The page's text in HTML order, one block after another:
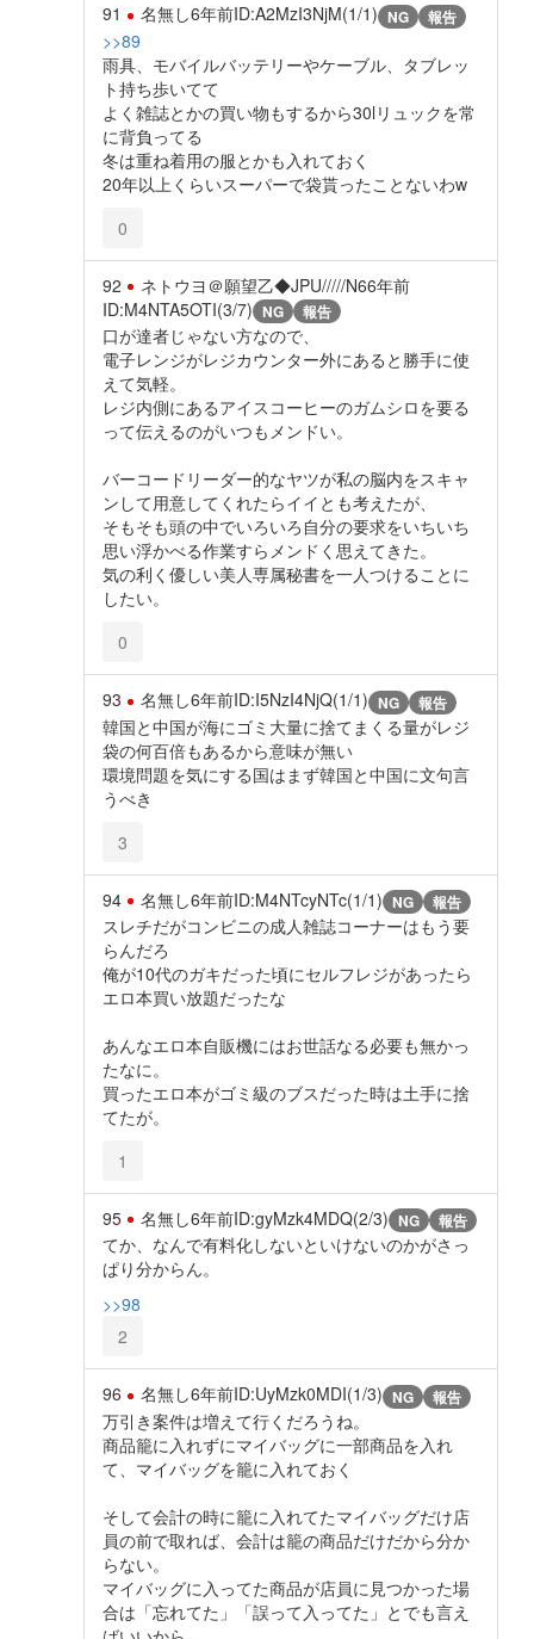
91 名無し6年前ID:A2MzI3NjM(1/1) NG 報告
>>89
雨具、モバイルバッテリーやケーブル、タブレッ
ト持ち歩いてて
よく雑誌とかの買い物もするから30lリュックを常
に背負ってる
冬は重ね着用の服とかも入れておく
20年以上くらいスーパーで袋貰ったことないわw
0
92 ネトウヨ＠願望乙◆JPU/////N66年前
ID:M4NTA5OTI(3/7) NG 報告
口が達者じゃない方なので、
電子レンジがレジカウンター外にあると勝手に使
えて気軽。
レジ内側にあるアイスコーヒーのガムシロを要る
って伝えるのがいつもメンドい。
バーコードリーダー的なヤツが私の脳内をスキャ
ンして用意してくれたらイイとも考えたが、
そもそも頭の中でいろいろ自分の要求をいちいち
思い浮かべる作業すらメンドく思えてきた。
気の利く優しい美人専属秘書を一人つけることに
したい。
0
93 名無し6年前ID:I5NzI4NjQ(1/1) NG 報告
韓国と中国が海にゴミ大量に捨てまくる量がレジ
袋の何百倍もあるから意味が無い
環境問題を気にする国はまず韓国と中国に文句言
うべき
3
94 名無し6年前ID:M4NTcyNTc(1/1) NG 報告
スレチだがコンビニの成人雑誌コーナーはもう要
らんだろ
俺が10代のガキだった頃にセルフレジがあったら
エロ本買い放題だったな
あんなエロ本自販機にはお世話なる必要も無かっ
たなに。
買ったエロ本がゴミ級のブスだった時は土手に捨
てたが。
1
95 名無し6年前ID:gyMzk4MDQ(2/3) NG 報告
てか、なんで有料化しないといけないのかがさっ
ぱり分からん。
>>98
2
96 名無し6年前ID:UyMzk0MDI(1/3) NG 報告
万引き案件は増えて行くだろうね。
商品籠に入れずにマイバッグに一部商品を入れ
て、マイバッグを籠に入れておく
そして会計の時に籠に入れてたマイバッグだけ店
員の前で取れば、会計は籠の商品だけだから分か
らない。
マイバッグに入ってた商品が店員に見つかった場
合は「忘れてた」「誤って入ってた」とでも言え